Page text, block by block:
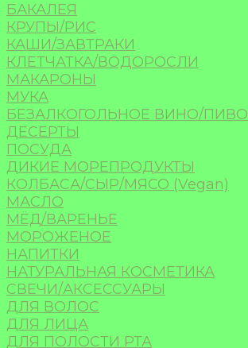
БАКАЛЕЯ
КРУПЫ/РИС
КАШИ/ЗАВТРАКИ
КЛЕТЧАТКА/ВОДОРОСЛИ
МАКАРОНЫ
МУКА
БЕЗАЛКОГОЛЬНОЕ ВИНО/ПИВО
ДЕСЕРТЫ
ПОСУДА
ДИКИЕ МОРЕПРОДУКТЫ
КОЛБАСА/СЫР/МЯСО (Vegan)
МАСЛО
МЁД/ВАРЕНЬЕ
МОРОЖЕНОЕ
НАПИТКИ
НАТУРАЛЬНАЯ КОСМЕТИКА
СВЕЧИ/АКСЕССУАРЫ
ДЛЯ ВОЛОС
ДЛЯ ЛИЦА
ДЛЯ ПОЛОСТИ РТА